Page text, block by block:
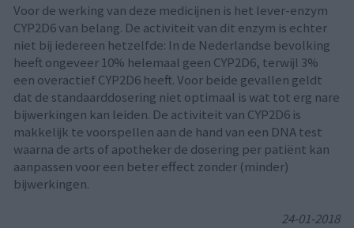
Voor de werking van deze medicijnen is het lever-enzym
CYP2D6 van belang. De activiteit van dit enzym is echter
niet bij iedereen hetzelfde: In de Nederlandse bevolking
heeft ongeveer 10% helemaal geen CYP2D6, terwijl 3%
een overactief CYP2D6 heeft. Voor beide gevallen geldt
dat de standaarddosering niet optimaal is wat tot erg nare
bijwerkingen kan leiden. De activiteit van CYP2D6 is
makkelijk te voorspellen aan de hand van een DNA test
waarna de arts of apotheker de dosering per patiënt kan
aanpassen voor een beter effect zonder (minder)
bijwerkingen.
24-01-2018